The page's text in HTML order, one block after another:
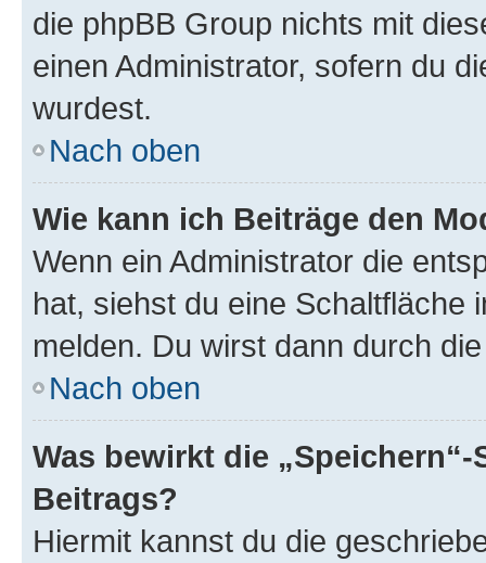
die phpBB Group nichts mit
einen Administrator, sofern du
wurdest.
Nach oben
Wie kann ich Beiträge den
Wenn ein Administrator die
hat, siehst du eine Schaltfläche
melden. Du wirst dann durch
Nach oben
Was bewirkt die
Beitrags?
Hiermit kannst du die